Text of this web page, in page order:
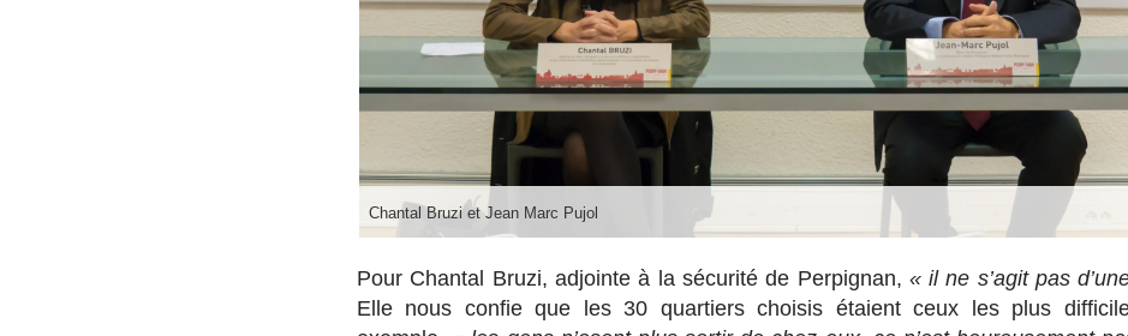
Chantal Bruzi et Jean Marc Pujol
Pour Chantal Bruzi, adjointe à la sécurité de Perpignan, « il ne s’agit pas
Elle nous confie que les 30 quartiers choisis étaient ceux les plus